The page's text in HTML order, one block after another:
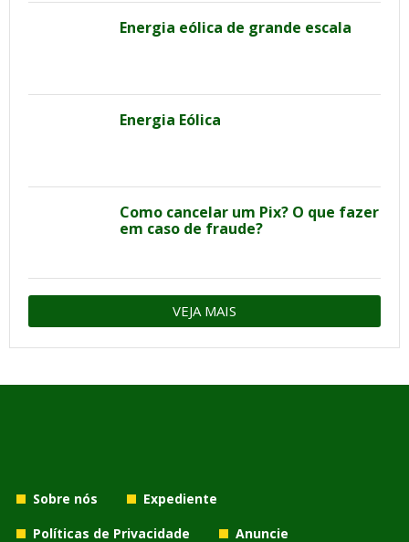
Energia eólica de grande escala
Energia Eólica
Como cancelar um Pix? O que fazer
em caso de fraude?
VEJA MAIS
Sobre nós
Expediente
Políticas de Privacidade
Anuncie